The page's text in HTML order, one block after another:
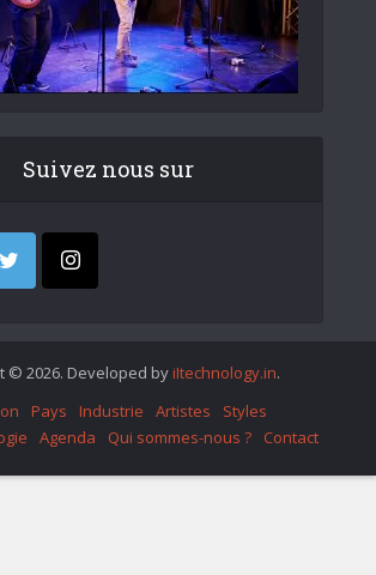
Suivez nous sur
© 2026. Developed by iItechnology.in.
Pays Industrie Artistes
Styles
Agenda Qui sommes-nous ? Contact